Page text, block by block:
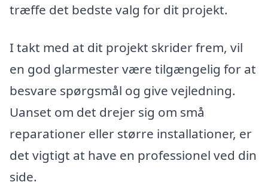
træffe det bedste valg for dit projekt.
I takt med at dit projekt skrider frem, vil
en god glarmester være tilgængelig for at
besvare spørgsmål og give vejledning.
Uanset om det drejer sig om små
reparationer eller større installationer, er
det vigtigt at have en professionel ved din
side.